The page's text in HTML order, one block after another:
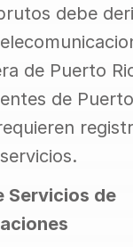
debe
de Puerto
de
Servicios de